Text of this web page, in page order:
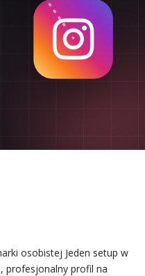
osobistej Jeden setup w
profesjonalny profil na